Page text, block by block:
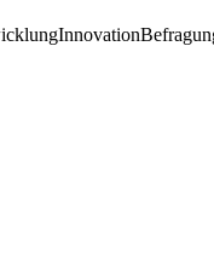
Innovation